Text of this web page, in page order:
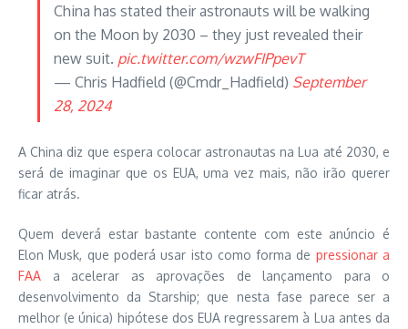
China has stated their astronauts will be walking
on the Moon by 2030 – they just revealed their
new suit. pic.twitter.com/wzwFIPpevT
— Chris Hadfield (@Cmdr_Hadfield) September
28, 2024
A China diz que espera colocar astronautas na Lua até 2030, e
será de imaginar que os EUA, uma vez mais, não irão querer
ficar atrás.
Quem deverá estar bastante contente com este anúncio é
Elon Musk, que poderá usar isto como forma de pressionar a
FAA a acelerar as aprovações de lançamento para o
desenvolvimento da Starship; que nesta fase parece ser a
melhor (e única) hipótese dos EUA regressarem à Lua antes da